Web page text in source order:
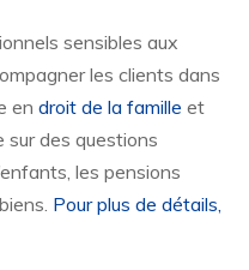
sensibles aux
les clients dans
en droit de la famille et
sur des questions
les pensions
Pour plus de détails,